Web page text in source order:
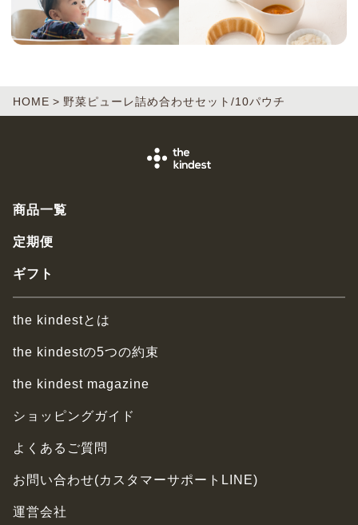
HOME 野菜ピューレ詰め合わせセット/10パウチ
商品一覧
定期便
ギフト
the kindestとは
the kindestの5つの約束
the kindest magazine
ショッピングガイド
よくあるご質問
お問い合わせ(カスタマーサポートLINE)
運営会社